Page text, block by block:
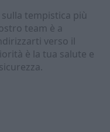
tempistica più
team è a
verso il
è la tua salute e